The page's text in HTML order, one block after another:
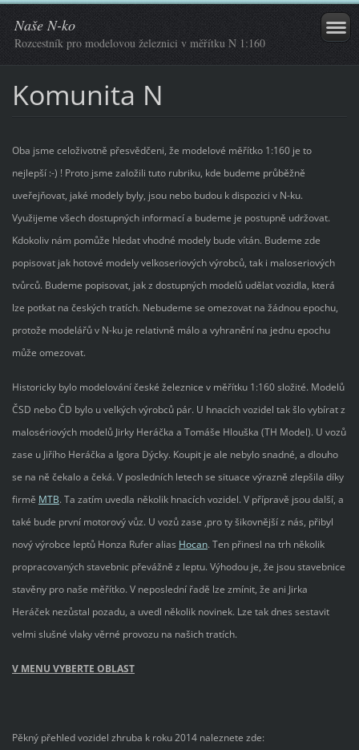
Naše N-ko
Rozcestník pro modelovou železnici v měřítku N 1:160
Komunita N
Oba jsme celoživotně přesvědčeni, že modelové měřítko 1:160 je to
nejlepší :-) ! Proto jsme založili tuto rubriku, kde budeme průběžně
uveřejňovat, jaké modely byly, jsou nebo budou k dispozici v N-ku.
Využijeme všech dostupných informací a budeme je postupně udržovat.
Kdokoliv nám pomůže hledat vhodné modely bude vítán. Budeme zde
popisovat jak hotové modely velkoseriových výrobců, tak i maloseriových
tvůrců. Budeme popisovat, jak z dostupných modelů udělat vozidla, která
lze potkat na českých tratích. Nebudeme se omezovat na žádnou epochu,
protože modelářů v N-ku je relativně málo a vyhranění na jednu epochu
může omezovat.
Historicky bylo modelování české železnice v měřítku 1:160 složité. Modelů
ČSD nebo ČD bylo u velkých výrobců pár. U hnacích vozidel tak šlo vybírat z
malosériových modelů Jirky Heráčka a Tomáše Hlouška (TH Model). U vozů
zase u Jiřího Heráčka a Igora Dýcky. Koupit je ale nebylo snadné, a dlouho
se na ně čekalo a čeká. V posledních letech se situace výrazně zlepšila díky
firmě MTB. Ta zatím uvedla několik hnacích vozidel. V přípravě jsou další, a
také bude první motorový vůz. U vozů zase ,pro ty šikovnější z nás, přibyl
nový výrobce leptů Honza Rufer alias Hocan. Ten přinesl na trh několik
propracovaných stavebnic převážně z leptu. Výhodou je, že jsou stavebnice
stavěny pro naše měřítko. V neposlední řadě lze zmínit, že ani Jirka
Heráček nezůstal pozadu, a uvedl několik novinek. Lze tak dnes sestavit
velmi slušné vlaky věrné provozu na našich tratích.
V MENU VYBERTE OBLAST
Pěkný přehled vozidel zhruba k roku 2014 naleznete zde: